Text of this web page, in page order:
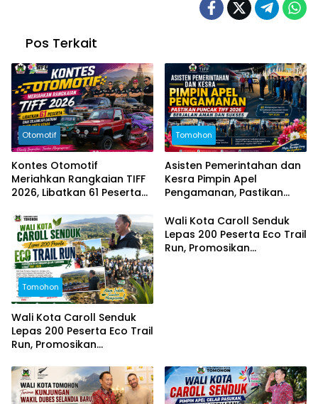
Pos Terkait
Otomotif
Kontes Otomotif
Meriahkan Rangkaian TIFF
2026, Libatkan 61 Peserta
Sulut
Tomohon
Asisten Pemerintahan dan
Kesra Pimpin Apel
Pengamanan, Pastikan
Aman dan Sukses
Tomohon
Wali Kota Caroll Senduk
Lepas 200 Peserta Eco Trail
Run, Promosikan
Lewat TIFF 2026
Wali Kota Caroll Senduk
Lepas 200 Peserta Eco Trail
Run, Promosikan